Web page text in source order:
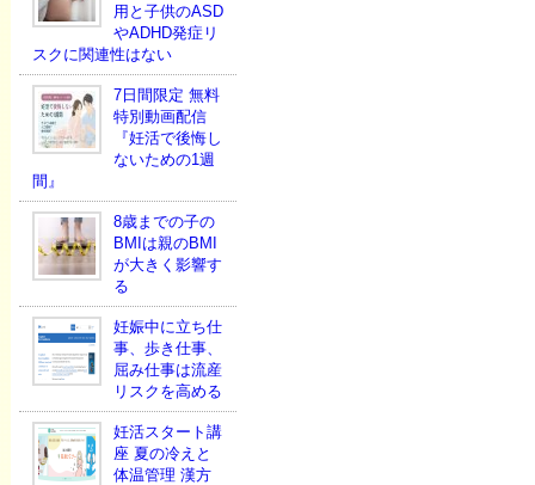
用と子供のASD
やADHD発症リ
スクに関連性はない
7日間限定 無料
特別動画配信
『妊活で後悔し
ないための1週
間』
8歳までの子の
BMIは親のBMI
が大きく影響す
る
妊娠中に立ち仕
事、歩き仕事、
屈み仕事は流産
リスクを高める
妊活スタート講
座 夏の冷えと
体温管理 漢方